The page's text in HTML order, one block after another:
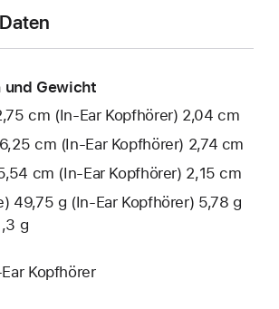
und Gewicht
cm (In-Ear Kopfhörer) 2,04 cm
cm (In-Ear Kopfhörer) 2,74 cm
cm (In-Ear Kopfhörer) 2,15 cm
49,75 g (In-Ear Kopfhörer) 5,78 g
g
Kopfhörer